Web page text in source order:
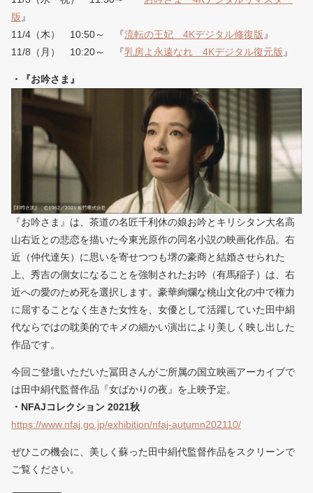
版』
11/4（木） 10:50～ 『流転の王妃 4Kデジタル修復版』
11/8（月） 10:20～ 『乳房よ永遠なれ 4Kデジタル復元版』
・『お吟さま』
『お吟さま』は、茶道の名匠千利休の娘お吟とキリシタン大名高
山右近との悲恋を描いた今東光原作の同名小説の映画化作品。右
近（仲代達矢）に思いを寄せつつも堺の豪商と結婚させられた
上、秀吉の側女になることを強制されたお吟（有馬稲子）は、右
近への愛のため死を選択します。豪華絢爛な桃山文化の中で権力
に屈することなく生きた女性を、女優として活躍していた田中絹
代ならではの耽美的でキメの細かい演出により美しく映し出した
作品です。
今回ご登壇いただいた冨田さんがご所属の国立映画アーカイブで
は田中絹代監督作品『女ばかりの夜』を上映予定。
・NFAJコレクション 2021秋
https://www.nfaj.go.jp/exhibition/nfaj-autumn202110/
ぜひこの機会に、美しく蘇った田中絹代監督作品をスクリーンで
ご覧ください。